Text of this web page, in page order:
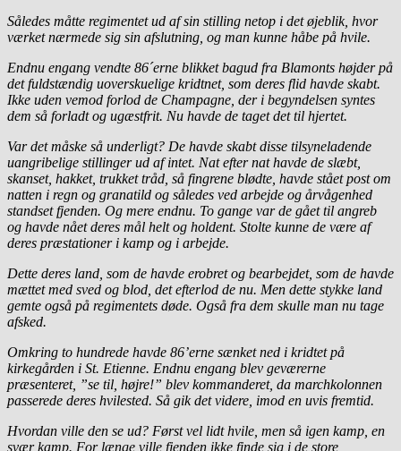
Således måtte regimentet ud af sin stilling netop i det øjeblik, hvor
værket nærmede sig sin afslutning, og man kunne håbe på hvile.
Endnu engang vendte 86´erne blikket bagud fra Blamonts højder på
det fuldstændig uoverskuelige kridtnet, som deres flid havde skabt.
Ikke uden vemod forlod de Champagne, der i begyndelsen syntes
dem så forladt og ugæstfrit. Nu havde de taget det til hjertet.
Var det måske så underligt? De havde skabt disse tilsyneladende
uangribelige stillinger ud af intet. Nat efter nat havde de slæbt,
skanset, hakket, trukket tråd, så fingrene blødte, havde stået post om
natten i regn og granatild og således ved arbejde og årvågenhed
standset fjenden. Og mere endnu. To gange var de gået til angreb
og havde nået deres mål helt og holdent. Stolte kunne de være af
deres præstationer i kamp og i arbejde.
Dette deres land, som de havde erobret og bearbejdet, som de havde
mættet med sved og blod, det efterlod de nu. Men dette stykke land
gemte også på regimentets døde. Også fra dem skulle man nu tage
afsked.
Omkring to hundrede havde 86’erne sænket ned i kridtet på
kirkegården i St. Etienne. Endnu engang blev geværerne
præsenteret, ”se til, højre!” blev kommanderet, da marchkolonnen
passerede deres hvilested. Så gik det videre, imod en uvis fremtid.
Hvordan ville den se ud? Først vel lidt hvile, men så igen kamp, en
svær kamp. For længe ville fjenden ikke finde sig i de store